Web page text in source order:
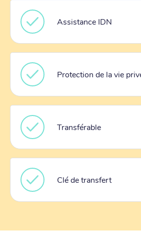
Assistance IDN
Protection de la vie
Transférable
Clé de transfert